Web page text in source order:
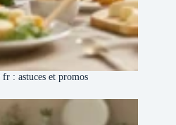
: astuces et promos